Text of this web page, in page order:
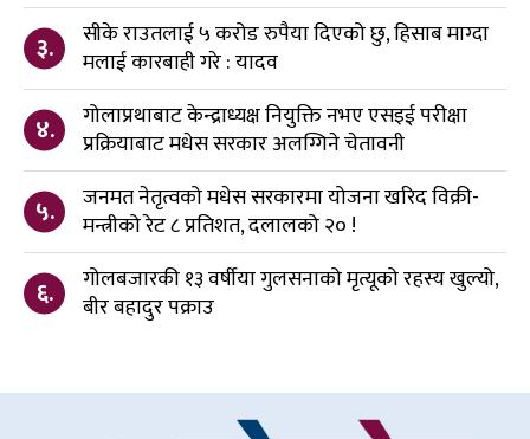
३.
सीके राउतलाई ५ करोड रुपैया दिएको छु, हिसाब माग्दा
मलाई कारबाही गरे : यादव
४.
गोलाप्रथाबाट केन्द्राध्यक्ष नियुक्ति नभए एसइई परीक्षा
प्रक्रियाबाट मधेस सरकार अलग्गिने चेतावनी
५.
जनमत नेतृत्वको मधेस सरकारमा योजना खरिद विक्री-
मन्त्रीको रेट ८ प्रतिशत, दलालको २० !
६.
गोलबजारकी १३ वर्षीया गुलसनाको मृत्यूको रहस्य खुल्यो,
बीर बहादुर पक्राउ